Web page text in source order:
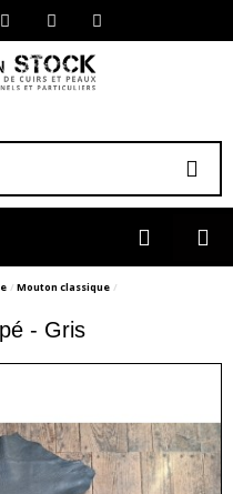
Mouton classique
- Gris